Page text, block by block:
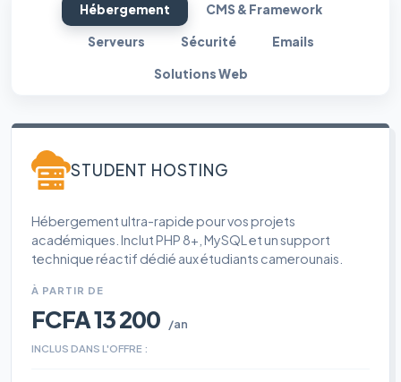
Hébergement CMS & Framework
Serveurs Sécurité Emails
Solutions Web
STUDENT HOSTING
Hébergement ultra-rapide pour vos projets
académiques. Inclut PHP 8+, MySQL et un support
technique réactif dédié aux étudiants camerounais.
À PARTIR DE
FCFA 13 200 /an
INCLUS DANS L'OFFRE :